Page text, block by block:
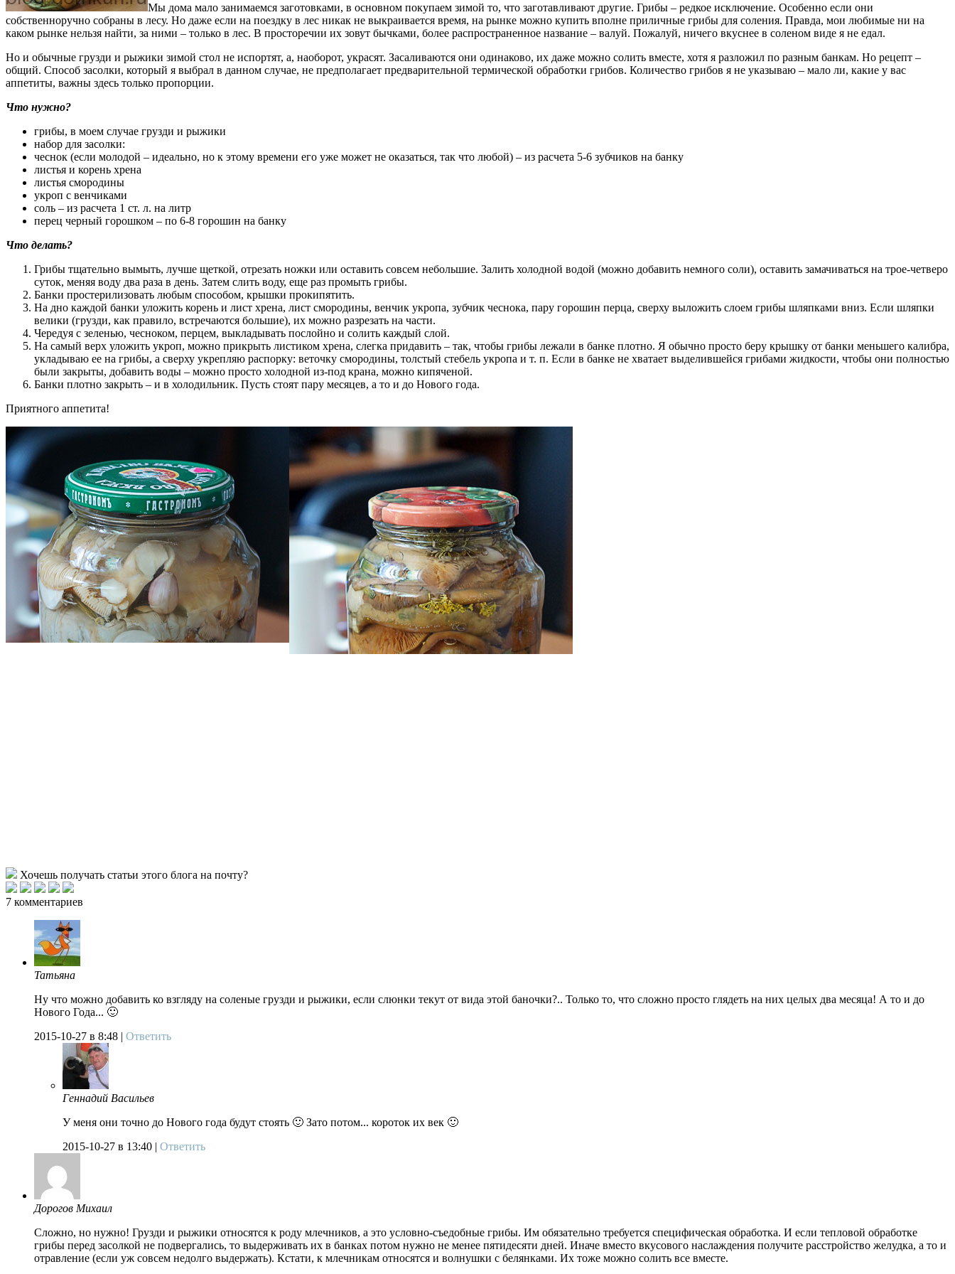
Мы дома мало занимаемся заготовками, в основном покупаем зимой то, что заготавливают другие. Грибы – редкое исключение. Особенно если они
собственноручно собраны в лесу. Но даже если на поездку в лес никак не выкраивается время, на рынке можно купить вполне приличные грибы для соления. Правда, мои любимые ни на
каком рынке нельзя найти, за ними – только в лес. В просторечии их зовут бычками, более распространенное название – валуй. Пожалуй, ничего вкуснее в соленом виде я не едал.
Но и обычные грузди и рыжики зимой стол не испортят, а, наоборот, украсят. Засаливаются они одинаково, их даже можно солить вместе, хотя я разложил по разным банкам. Но рецепт –
общий. Способ засолки, который я выбрал в данном случае, не предполагает предварительной термической обработки грибов. Количество грибов я не указываю – мало ли, какие у вас
аппетиты, важны здесь только пропорции.
Что нужно?
грибы, в моем случае грузди и рыжики
набор для засолки:
чеснок (если молодой – идеально, но к этому времени его уже может не оказаться, так что любой) – из расчета 5-6 зубчиков на банку
листья и корень хрена
листья смородины
укроп с венчиками
соль – из расчета 1 ст. л. на литр
перец черный горошком – по 6-8 горошин на банку
Что делать?
Грибы тщательно вымыть, лучше щеткой, отрезать ножки или оставить совсем небольшие. Залить холодной водой (можно добавить немного соли), оставить замачиваться на трое-четверо
суток, меняя воду два раза в день. Затем слить воду, еще раз промыть грибы.
Банки простерилизовать любым способом, крышки прокипятить.
На дно каждой банки уложить корень и лист хрена, лист смородины, венчик укропа, зубчик чеснока, пару горошин перца, сверху выложить слоем грибы шляпками вниз. Если шляпки
велики (грузди, как правило, встречаются большие), их можно разрезать на части.
Чередуя с зеленью, чесноком, перцем, выкладывать послойно и солить каждый слой.
На самый верх уложить укроп, можно прикрыть листиком хрена, слегка придавить – так, чтобы грибы лежали в банке плотно. Я обычно просто беру крышку от банки меньшего калибра,
укладываю ее на грибы, а сверху укрепляю распорку: веточку смородины, толстый стебель укропа и т. п. Если в банке не хватает выделившейся грибами жидкости, чтобы они полностью
были закрыты, добавить воды – можно просто холодной из-под крана, можно кипяченой.
Банки плотно закрыть – и в холодильник. Пусть стоят пару месяцев, а то и до Нового года.
Приятного аппетита!
Хочешь получать статьи этого блога на почту?
7 комментариев
Татьяна
Ну что можно добавить ко взгляду на соленые грузди и рыжики, если слюнки текут от вида этой баночки?.. Только то, что сложно просто глядеть на них целых два месяца! А то и до
Нового Года... 🙂
2015-10-27 в 8:48 | Ответить
Геннадий Васильев
У меня они точно до Нового года будут стоять 🙂 Зато потом... короток их век 🙂
2015-10-27 в 13:40 | Ответить
Дорогов Михаил
Сложно, но нужно! Грузди и рыжики относятся к роду млечников, а это условно-съедобные грибы. Им обязательно требуется специфическая обработка. И если тепловой обработке
грибы перед засолкой не подвергались, то выдерживать их в банках потом нужно не менее пятидесяти дней. Иначе вместо вкусового наслаждения получите расстройство желудка, а то и
отравление (если уж совсем недолго выдержать). Кстати, к млечникам относятся и волнушки с белянками. Их тоже можно солить все вместе.